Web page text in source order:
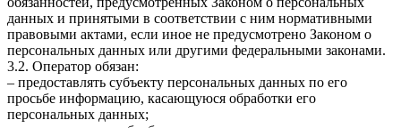
данных и принятыми в соответствии с ним нормативными
правовыми актами, если иное не предусмотрено Законом о
персональных данных или другими федеральными законами.
3.2. Оператор обязан:
– предоставлять субъекту персональных данных по его
просьбе информацию, касающуюся обработки его
персональных данных;